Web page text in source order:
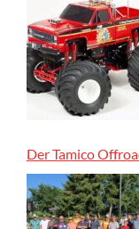
Der Tamico